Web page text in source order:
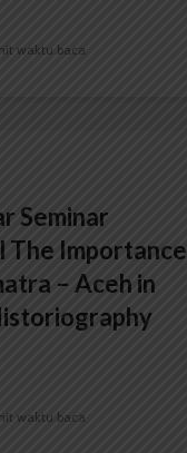
waktu baca
Seminar
The Importance
– Aceh in
waktu baca